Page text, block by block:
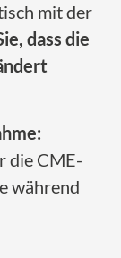
mit der
dass die
die CME-
während